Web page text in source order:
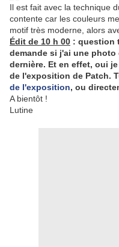
Il est fait avec la technique
contente car les couleurs
motif très moderne, alors
Édit de 10 h 00 : question
demande si j'ai une
dernière. Et en effet, oui
de l'exposition de Patch.
de l'exposition, ou
A bientôt !
Lutine